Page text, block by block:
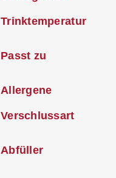
Trinktemperatur
Passt zu
Allergene
Verschlussart
Abfüller